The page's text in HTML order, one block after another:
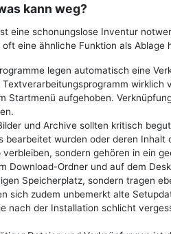
kann weg?
eine schonungslose Inventur
eine ähnliche Funktion als
legen automatisch eine
Startmenü aufgehoben.
und Archive sollten kritisch
bearbeitet wurden oder deren Inhalt
sondern gehören in ein
Download-Ordner und auf dem
Speicherplatz, sondern tragen
sich zudem unbemerkt alte
nach der Installation schlicht